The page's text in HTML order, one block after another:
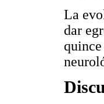
La
dar